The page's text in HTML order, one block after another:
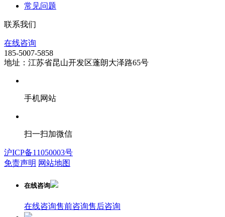
常见问题
联系我们
在线咨询
185-5007-5858
地址：江苏省昆山开发区蓬朗大泽路65号
手机网站
扫一扫加微信
沪ICP备11050003号
免责声明 网站地图
在线咨询
在线咨询售前咨询售后咨询